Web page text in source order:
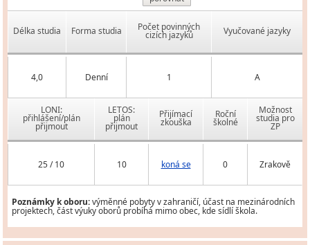
Délka studia Forma studia Počet povinných
cizích jazyků Vyučované jazyky
4,0 Denní 1 A
LONI:
přihlášení/plán
přijmout
LETOS:
plán
přijmout
Přijímací
zkouška
Roční
školné
Možnost
studia pro
ZP
25 / 10 10 koná se 0 Zrakově
Poznámky k oboru:výměnné pobyty v zahraničí, účast na mezinárodních
projektech, část výuky oborů probíhá mimo obec, kde sídlí škola.